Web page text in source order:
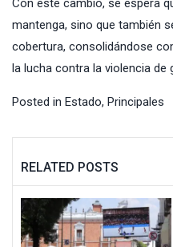
Con este cambio, se espera
mantenga, sino que también
cobertura, consolidándose
la lucha contra la violencia de
Posted in Estado, Principales
RELATED POSTS